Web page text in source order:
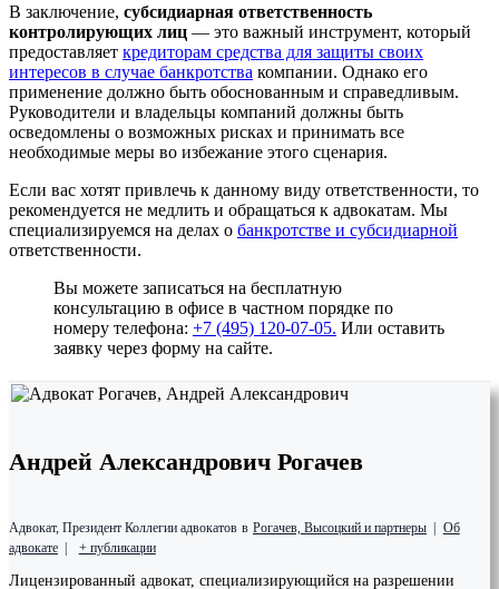
В заключение, субсидиарная ответственность
контролирующих лиц — это важный инструмент, который
предоставляет кредиторам средства для защиты своих
интересов в случае банкротства компании. Однако его
применение должно быть обоснованным и справедливым.
Руководители и владельцы компаний должны быть
осведомлены о возможных рисках и принимать все
необходимые меры во избежание этого сценария.
Если вас хотят привлечь к данному виду ответственности, то
рекомендуется не медлить и обращаться к адвокатам. Мы
специализируемся на делах о банкротстве и субсидиарной
ответственности.
Вы можете записаться на бесплатную
консультацию в офисе в частном порядке по
номеру телефона: +7 (495) 120-07-05. Или оставить
заявку через форму на сайте.
Андрей Александрович Рогачев
Адвокат, Президент Коллегии адвокатов в Рогачев, Высоцкий и партнеры
Об
адвокате
+ публикации
Лицензированный адвокат, специализирующийся на разрешении